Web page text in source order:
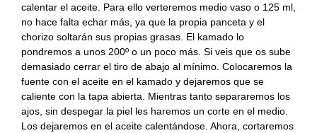
calentar el aceite. Para ello verteremos medio vaso o 125 ml,
no hace falta echar más, ya que la propia panceta y el
chorizo soltarán sus propias grasas. El kamado lo
pondremos a unos 200º o un poco más. Si veis que os sube
demasiado cerrar el tiro de abajo al mínimo. Colocaremos la
fuente con el aceite en el kamado y dejaremos que se
caliente con la tapa abierta. Mientras tanto separaremos los
ajos, sin despegar la piel les haremos un corte en el medio.
Los dejaremos en el aceite calentándose. Ahora, cortaremos